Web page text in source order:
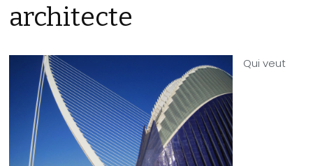
architecte
Qui veut